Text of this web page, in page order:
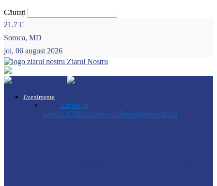
Căutați
21.7 C
Soroca, MD
joi, 06 august 2026
Ziarul Nostru
Evenimente
Arhitecții
timpuluiCulturăInterviuriReportajeSportȘtiri